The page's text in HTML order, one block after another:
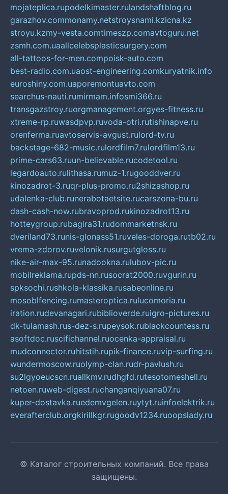
mojateplica.rupodelkimaster.rulandshaftblog.ru
garazhov.commonamy.netstroysnami.kzlcna.kz
stroyu.kzmy-vesta.comtimeszp.comavtoguru.net
zsmh.com.uaallcelebsplasticsurgery.com
all-tattoos-for-men.compoisk-auto.com
best-radio.com.uaost-engineering.comkuryatnik.info
euroshiny.com.uaporemontuavto.com
searchus-nauti.rumirmam.infosmi366.ru
transgazstroy.ruorgmanagement.orgyes-fitness.ru
xtreme-rp.ruwasdpvp.ruvoda-otri.rutishinapve.ru
orenferma.ruavtoservis-avgust.rulord-tv.ru
backstage-682-music.rulordfilm7.rulordfilm13.ru
prime-cars63.ruun-believable.rucodetool.ru
legardoauto.rulithasa.rumuz-1.rugooddver.ru
kinozadrot-3.ruqr-plus-promo.ru2shizashop.ru
udalenka-club.runerabotaetsite.rucarszona-bu.ru
dash-cash-now.rubravoprod.rukinozadrot13.ru
hotteygroup.rubagira31.rudommarketnsk.ru
dveriland73.runis-glonass51.ruveles-doroga.rutb02.ru
vrema-zdorov.ruvelonik.rusurgutgloss.ru
nike-air-max-95.runadookna.rulubov-pic.ru
mobilreklama.rupds-nn.rusocrat2000.ruvgurin.ru
spksochi.rushkola-klassika.rusabeonline.ru
mosoblfencing.rumasteroptica.rulucomoria.ru
iration.rudevanagari.rubiblioverde.ruigro-pictures.ru
dk-tulamash.rus-dez-s.rupeysok.rublackcountess.ru
asoftdoc.ruscifichannel.ruocenka-appraisal.ru
mudconnector.ruhitstih.rupik-finance.ruvip-surfing.ru
wundermoscow.ruolymp-clan.rudr-pavlush.ru
su2lgyoeucscn.ruallkmv.rudhgfd.rutesotomeshell.ru
netoen.ruweb-digest.ruchanganqiyuana07.ru
kuper-dostavka.ruedemvgelen.ruytyt.ruinfoelektrik.ru
everafterclub.orgkirillkgr.rugoodv1234.ruoopslady.ru
© Каталог строительных компаний. Все права
защищены.